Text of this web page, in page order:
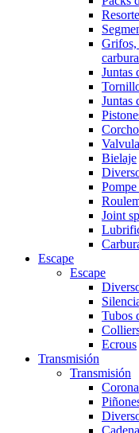
Grifos,
Juntas
Juntas
Bielaje
Joint
Escape
Escape
Tubos
Ecrous
Transmisión
Transmisión